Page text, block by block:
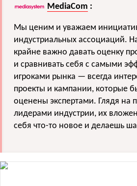
MediaCom :
Мы ценим и уважаем
индустриальных ассоциаций.
крайне важно давать оценку
и сравнивать себя с самыми
игроками рынка — всегда
проекты и кампании, которые
оценены экспертами. Глядя на
лидерами индустрии, их
себя что-то новое и делаешь